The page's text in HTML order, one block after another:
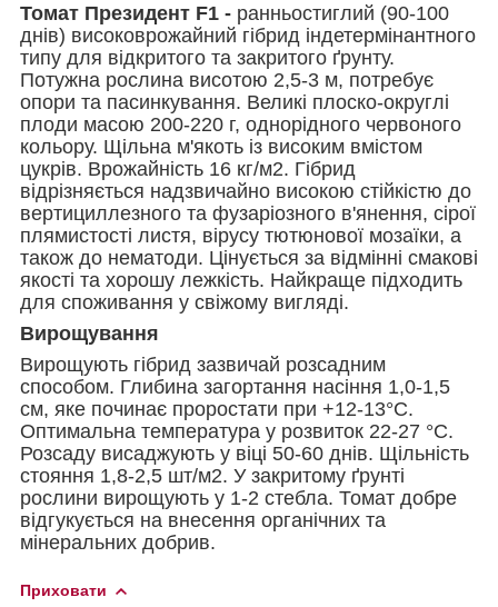
Томат Президент F1 - ранньостиглий (90-100
днів) високоврожайний гібрид індетермінантного
типу для відкритого та закритого ґрунту.
Потужна рослина висотою 2,5-3 м, потребує
опори та пасинкування. Великі плоско-округлі
плоди масою 200-220 г, однорідного червоного
кольору. Щільна м'якоть із високим вмістом
цукрів. Врожайність 16 кг/м2. Гібрид
відрізняється надзвичайно високою стійкістю до
вертициллезного та фузаріозного в'янення, сірої
плямистості листя, вірусу тютюнової мозаїки, а
також до нематоди. Цінується за відмінні смакові
якості та хорошу лежкість. Найкраще підходить
для споживання у свіжому вигляді.
Вирощування
Вирощують гібрид зазвичай розсадним
способом. Глибина загортання насіння 1,0-1,5
см, яке починає проростати при +12-13°С.
Оптимальна температура у розвиток 22-27 °С.
Розсаду висаджують у віці 50-60 днів. Щільність
стояння 1,8-2,5 шт/м2. У закритому ґрунті
рослини вирощують у 1-2 стебла. Томат добре
відгукується на внесення органічних та
мінеральних добрив.
Приховати